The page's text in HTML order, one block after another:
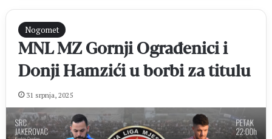
Nogomet
MNL MZ Gornji Ograđenici i
Donji Hamzići u borbi za titulu
31 srpnja, 2025